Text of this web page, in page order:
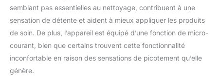
semblant pas essentielles au nettoyage, contribuent à une
sensation de détente et aident à mieux appliquer les produits
de soin. De plus, l’appareil est équipé d’une fonction de micro-
courant, bien que certains trouvent cette fonctionnalité
inconfortable en raison des sensations de picotement qu’elle
génère.